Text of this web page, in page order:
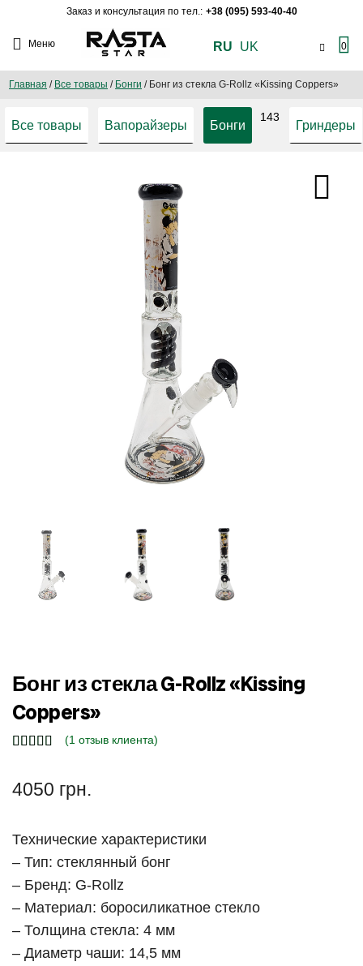
Заказ и консультация по тел.: +38 (095) 593-40-40
Меню RU UK 0
Главная / Все товары / Бонги / Бонг из стекла G-Rollz «Kissing Coppers»
Все товары Вапорайзеры Бонги
143
Гриндеры
Бонг из стекла G-Rollz «Kissing
Coppers»
(1 отзыв клиента)
4050 грн.
Технические характеристики
– Тип: стеклянный бонг
– Бренд: G-Rollz
– Материал: боросиликатное стекло
– Толщина стекла: 4 мм
– Диаметр чаши: 14,5 мм